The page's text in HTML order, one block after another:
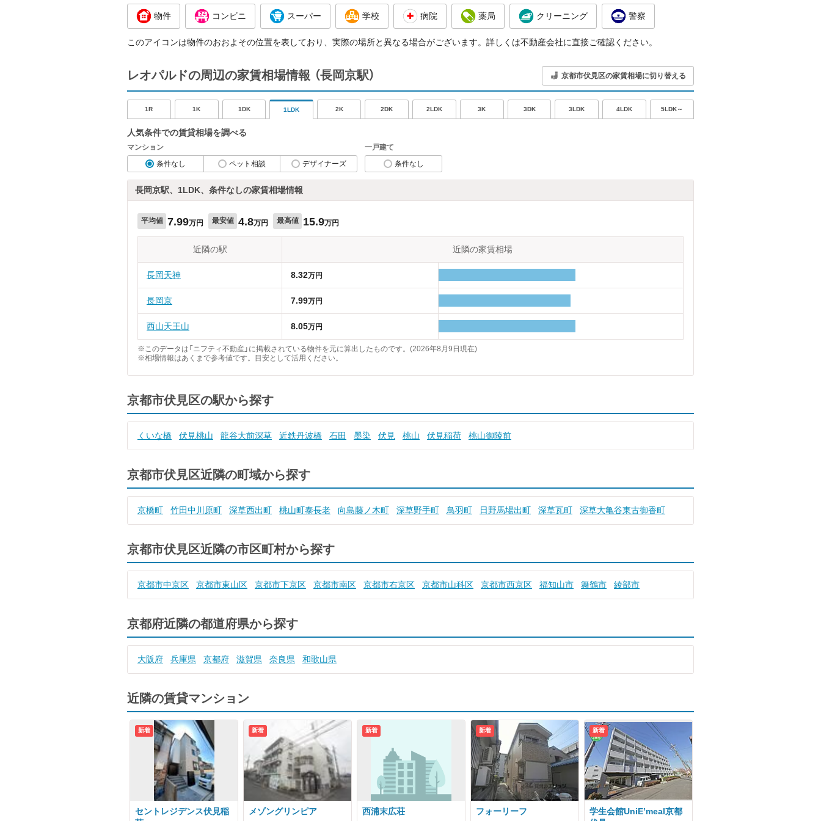
物件 コンビニ スーパー 学校 病院 薬局 クリーニング 警察
このアイコンは物件のおおよその位置を表しており、実際の場所と異なる場合がございます。詳しくは不動産会社に直接ご確認ください。
レオパルドの周辺の家賃相場情報 （長岡京駅） 京都市伏見区の家賃相場に切り替える
1R 1K 1DK 1LDK 2K 2DK 2LDK 3K 3DK 3LDK 4LDK 5LDK～
人気条件での賃貸相場を調べる
マンション
条件なし
ペット相談 デザイナーズ
一戸建て
条件なし
長岡京駅、1LDK、条件なしの家賃相場情報
平均値 7.99万円 最安値 4.8万円 最高値 15.9万円
近隣の駅 近隣の家賃相場
長岡天神 8.32万円
長岡京 7.99万円
西山天王山 8.05万円
※このデータは「ニフティ不動産」に掲載されている物件を元に算出したものです。(2026年8月9日現在)
※相場情報はあくまで参考値です。目安として活用ください。
京都市伏見区の駅から探す
くいな橋 伏見桃山 龍谷大前深草 近鉄丹波橋 石田 墨染 伏見 桃山 伏見稲荷 桃山御陵前
京都市伏見区近隣の町域から探す
京橋町 竹田中川原町 深草西出町 桃山町泰長老 向島藤ノ木町 深草野手町 鳥羽町 日野馬場出町 深草瓦町 深草大亀谷東古御香町
京都市伏見区近隣の市区町村から探す
京都市中京区 京都市東山区 京都市下京区 京都市南区 京都市右京区 京都市山科区 京都市西京区 福知山市 舞鶴市 綾部市
京都府近隣の都道府県から探す
大阪府 兵庫県 京都府 滋賀県 奈良県 和歌山県
近隣の賃貸マンション
新着
セントレジデンス伏見稲
新着
メゾングリンピア
新着
西浦末広荘
新着
フォーリーフ
新着
学生会館UniE’meal京都